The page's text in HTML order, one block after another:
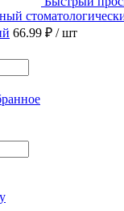
66.99 ₽ / шт